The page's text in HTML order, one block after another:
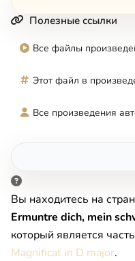
Полезные ссылки
Все файлы
Этот файл в
Все произведения
Вы находитесь на
Ermuntre dich, mein
который является
Magnificat in D major.